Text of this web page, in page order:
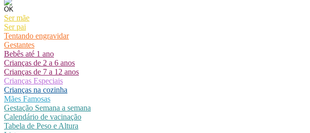
Ser mãe
Ser pai
Tentando engravidar
Gestantes
Bebês até 1 ano
Crianças de 2 a 6 anos
Crianças de 7 a 12 anos
Crianças Especiais
Crianças na cozinha
Mães Famosas
Gestação Semana a semana
Calendário de vacinação
Tabela de Peso e Altura